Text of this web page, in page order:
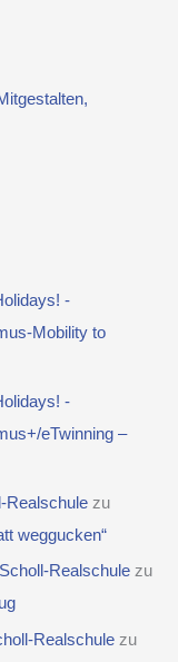
-
Mobility to
-
eTwinning –
Realschule zu
weggucken“
Realschule zu
Realschule zu